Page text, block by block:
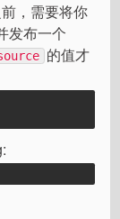
，需要将你
发布一个
的值才